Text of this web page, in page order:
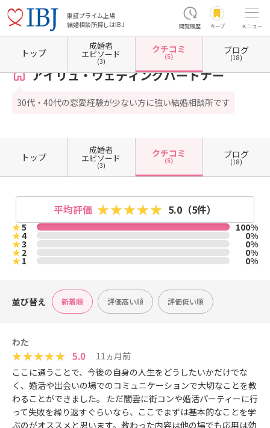
東証プライム上場
結婚相談所探しはIBJ
閲覧履歴 キープ メニュー
ホーム 富山県の結婚相談所 富山県高岡市 アイリュ・ウェディングパートナー
アイリュ・ウェディングパートナー
30代・40代の恋愛経験が少ない方に強い結婚相談所です
トップ
成婚者
エピソード
(3)
クチコミ
(5)
ブログ
(18)
トップ
成婚者
エピソード
(3)
クチコミ
(5)
ブログ
(18)
平均評価 5.0 （5件）
★5 100%
★4 0%
★3 0%
★2 0%
★1 0%
並び替え 新着順 評価高い順 評価低い順
わた
5.0
11ヵ月前
ここに通うことで、今後の自身の人生をどうしたいかだけでな
く、婚活や出会いの場でのコミュニケーションで大切なことを教
わることができました。 ただ闇雲に街コンや婚活パーティーに行
って失敗を繰り返すぐらいなら、ここでまずは基本的なことを学
ぶのがオススメと思います。教わった内容は他の場でも応用は効